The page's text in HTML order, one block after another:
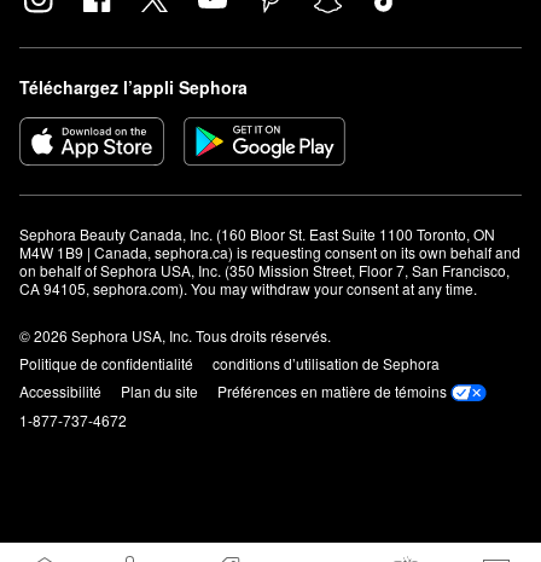
Téléchargez l’appli Sephora
Sephora Beauty Canada, Inc. (160 Bloor St. East Suite 1100 Toronto, ON
M4W 1B9 | Canada, sephora.ca) is requesting consent on its own behalf and
on behalf of Sephora USA, Inc. (350 Mission Street, Floor 7, San Francisco,
CA 94105, sephora.com). You may withdraw your consent at any time.
© 2026 Sephora USA, Inc. Tous droits réservés.
Politique de confidentialité
conditions d’utilisation de Sephora
Accessibilité
Plan du site
Préférences en matière de témoins
1-877-737-4672